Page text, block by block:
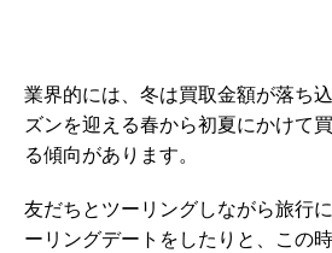
業界的には、冬は買取金額が落ち
ズンを迎える春から初夏にかけて
る傾向があります。
友だちとツーリングしながら旅行
ーリングデートをしたりと、この